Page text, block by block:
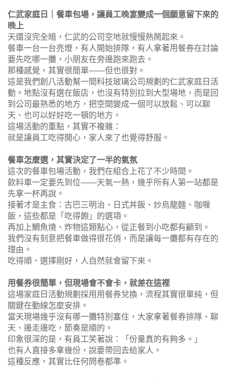
仁武家庭日｜餐車包場，讓員工晚宴變成一個願意留下來的
晚上
天還沒完全暗，仁武的公司空地就慢慢熱鬧起來。
餐車一台一台亮燈，有人開始排隊，有人拿著用餐券在討論
要先吃哪一攤，小朋友在旁邊跑來跑去。
那種感覺，其實很簡單——但也很對。
這是我們創八活動幫一間科技玻璃公司規劃的仁武家庭日活
動。地點沒有選在飯店，也沒有特別拉到大型場地，而是回
到公司最熟悉的地方，把空間變成一個可以放鬆、可以聊
天、也可以好好吃一頓的地方。
這場活動的重點，其實不複雜：
就是讓員工吃得開心，家人來了也覺得舒服。
餐車怎麼選，其實決定了一半的氣氛
這次的餐車包場活動，我們在組合上花了不少時間。
飲料車一定要先到位——天氣一熱，幾乎所有人第一站都是
先拿一杯再說。
接著才是主食：古巴三明治、日式丼飯、炒烏龍麵、咖喱
飯，這些都是「吃得飽」的選項。
再加上鯛魚燒、炸物這類點心，從正餐到小吃都有顧到。
我們沒有刻意把餐車做得很花俏，而是讓每一攤都有存在的
理由。
吃得順、選擇剛好，人自然就會留下來。
用餐券很簡單，但現場會不會卡，就差在這裡
這場家庭日活動規劃採用用餐券兌換，流程其實很單純，但
關鍵在動線怎麼安排。
當天現場幾乎沒有哪一攤特別塞住，大家拿著餐券排隊、聊
天、邊走邊吃，節奏是順的。
印象很深的是，有員工笑著說：「份量真的有夠多。」
也有人直接多拿幾份，說要帶回去給家人。
這種反應，其實比任何問卷都準。